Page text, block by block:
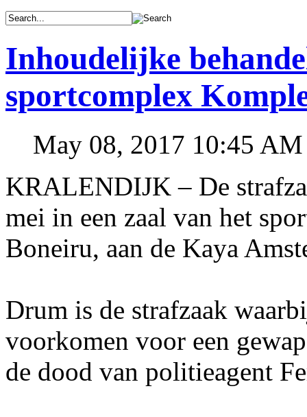
Inhoudelijke
sportcomplex
May 08, 2017 10:45 AM
KRALENDIJK – De
mei in een zaal van het
Boneiru, aan de Kaya
Drum is de strafzaak
voorkomen voor een
de dood van politieagent